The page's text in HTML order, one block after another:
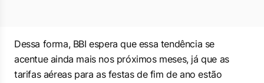
Dessa forma, BBI espera que essa tendência se
acentue ainda mais nos próximos meses, já que as
tarifas aéreas para as festas de fim de ano estão